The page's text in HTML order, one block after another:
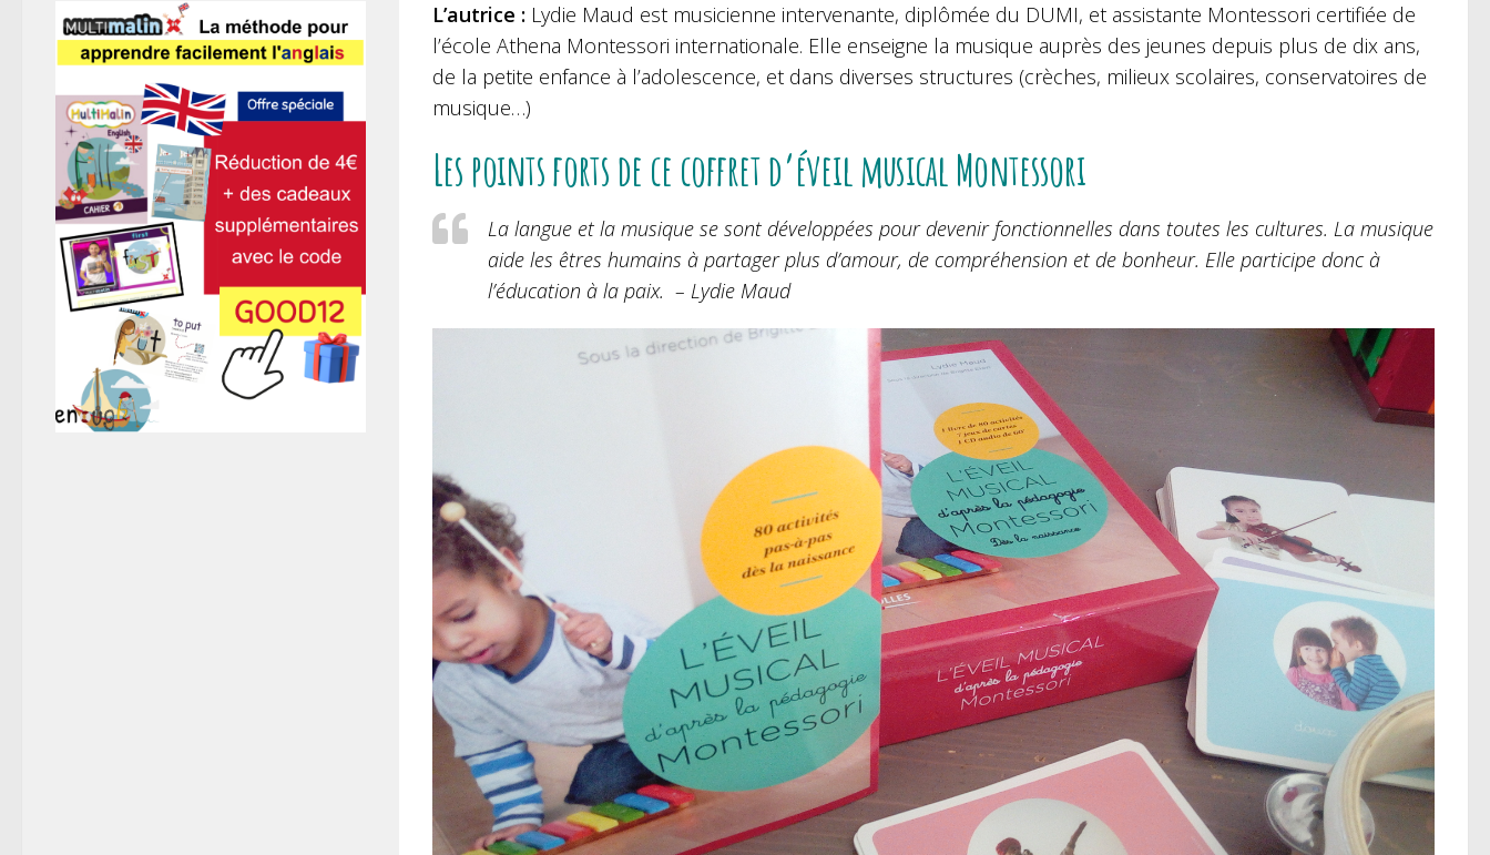
L’autrice : Lydie Maud est musicienne intervenante, diplômée du DUMI, et assistante Montessori certifiée de
l’école Athena Montessori internationale. Elle enseigne la musique auprès des jeunes depuis plus de dix ans,
de la petite enfance à l’adolescence, et dans diverses structures (crèches, milieux scolaires, conservatoires de
musique…)
Les points forts de ce coffret d’éveil musical Montessori
La langue et la musique se sont développées pour devenir fonctionnelles dans toutes les cultures. La musique
aide les êtres humains à partager plus d’amour, de compréhension et de bonheur. Elle participe donc à
l’éducation à la paix. – Lydie Maud